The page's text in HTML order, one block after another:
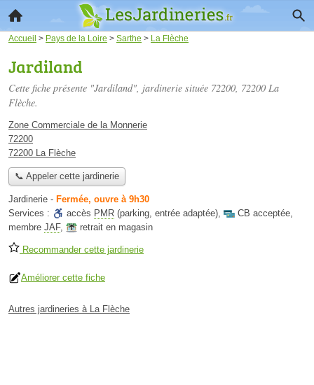
Accueil > Pays de la Loire > Sarthe > La Flèche
Jardiland
Cette fiche présente "Jardiland", jardinerie située 72200, 72200 La
Flèche.
Zone Commerciale de la Monnerie
72200
72200 La Flèche
📞 Appeler cette jardinerie
Jardinerie - Fermée, ouvre à 9h30
Services :
accès PMR (parking, entrée adaptée), CB acceptée,
membre JAF, retrait en magasin
Recommander cette jardinerie
Améliorer cette fiche
Autres jardineries à La Flèche